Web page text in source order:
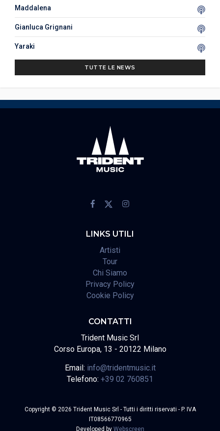
Maddalena
Gianluca Grignani
Yaraki
TUTTE LE NEWS
LINKS UTILI
Artisti
Tour
Chi Siamo
Privacy Policy
Cookie Policy
CONTATTI
Trident Music Srl
Corso Europa, 13 - 20122 Milano
Email: info@tridentmusic.it
Telefono: +39 02 760851
Copyright © 2026 Trident Music Srl - Tutti i diritti riservati - P. IVA
IT08566770965
Developed by Webscreen